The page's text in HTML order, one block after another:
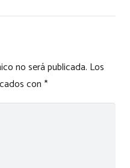
no será publicada. Los
con*